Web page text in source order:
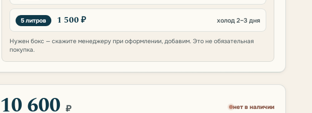
5 литров 1 500 ₽ холод 2–3 дня
Нужен бокс — скажите менеджеру при оформлении, добавим. Это не обязательная
покупка.
10 600 ₽ нет в наличии